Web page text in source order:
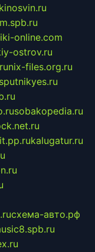
kinosvin.ru
online.com
ostrov.ru
nix-files.org.ru
sputnikyes.ru
sobakopedia.ru
kalugatur.ru
схема-авто.рф